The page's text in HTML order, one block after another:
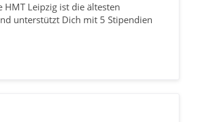
Leipzig ist die ältesten
unterstützt Dich mit 5 Stipendien